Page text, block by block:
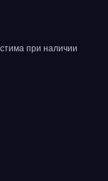
при наличии